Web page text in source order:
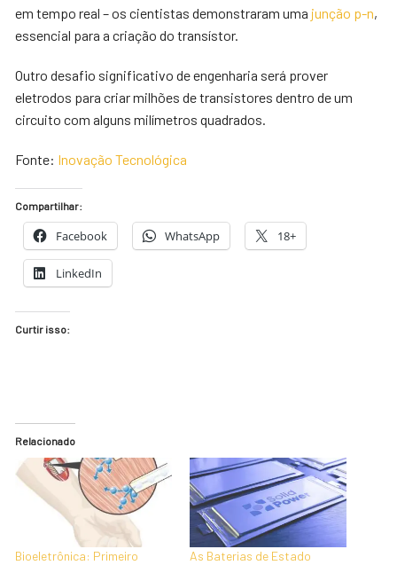
em tempo real – os cientistas demonstraram uma junção p-n,
essencial para a criação do transístor.
Outro desafio significativo de engenharia será prover
eletrodos para criar milhões de transistores dentro de um
circuito com alguns milímetros quadrados.
Fonte: Inovação Tecnológica
Compartilhar:
Facebook WhatsApp 18+
LinkedIn
Curtir isso:
Relacionado
Bioeletrônica: Primeiro
As Baterias de Estado